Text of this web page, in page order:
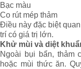
Bạc màu
Co rút mép thảm
Điều này đặc biệt
trí có giá trị lớn.
Khử mùi và diệt
Ngoài bụi bẩn, thảm
hoặc mùi thức ăn.